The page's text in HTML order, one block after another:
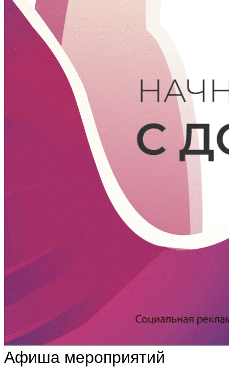
Афиша мероприятий